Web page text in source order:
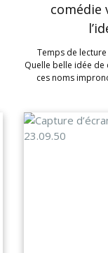
comédie
Temps de lecture
Quelle belle idée de
ces noms